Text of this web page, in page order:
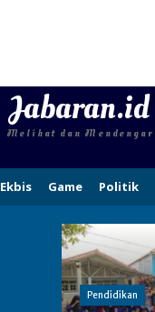
Jabaran.id
Melihat dan Mendengar
Ekbis Game Politik
Pendidikan